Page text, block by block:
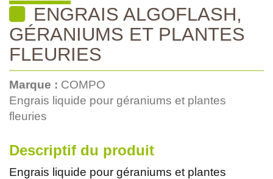
ENGRAIS ALGOFLASH,
GÉRANIUMS ET PLANTES
FLEURIES
Marque : COMPO
Engrais liquide pour géraniums et plantes
fleuries
Descriptif du produit
Engrais liquide pour géraniums et plantes